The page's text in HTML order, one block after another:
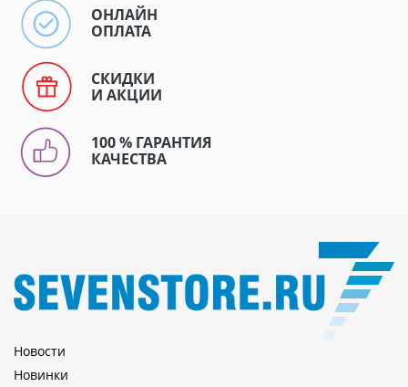
ОНЛАЙН
ОПЛАТА
СКИДКИ
И АКЦИИ
100 % ГАРАНТИЯ
КАЧЕСТВА
Новости
Новинки